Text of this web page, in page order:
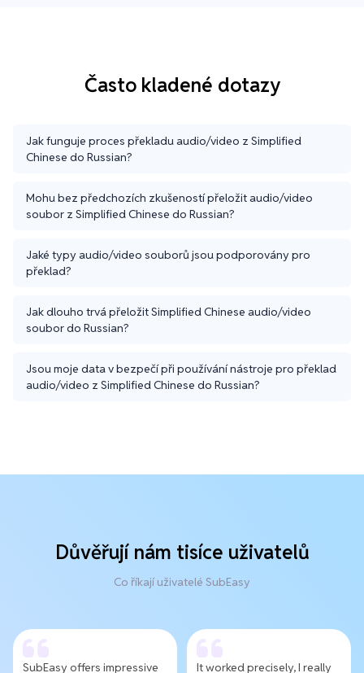
Často kladené dotazy
Jak funguje proces překladu audio/video z Simplified
Chinese do Russian?
Mohu bez předchozích zkušeností přeložit audio/video
soubor z Simplified Chinese do Russian?
Jaké typy audio/video souborů jsou podporovány pro
překlad?
Jak dlouho trvá přeložit Simplified Chinese audio/video
soubor do Russian?
Jsou moje data v bezpečí při používání nástroje pro překlad
audio/video z Simplified Chinese do Russian?
Důvěřují nám tisíce uživatelů
Co říkají uživatelé SubEasy
SubEasy offers impressive It worked precisely, I really